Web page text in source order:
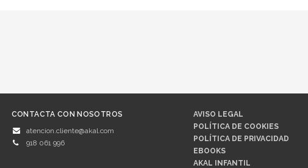
CONTACTA CON NOSOTROS
atencion.cliente@akal.com
918 061 996
AVISO LEGAL
POLÍTICA DE COOKIES
POLÍTICA DE PRIVACIDAD
EBOOKS
AKAL INFANTIL